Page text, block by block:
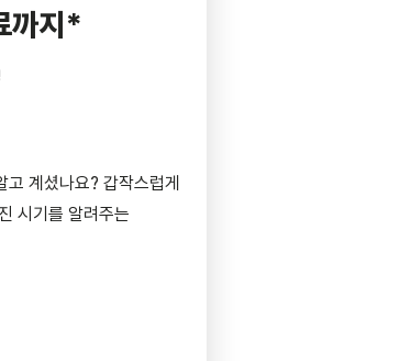
까지*
계셨나요? 갑작스럽게
시기를 알려주는